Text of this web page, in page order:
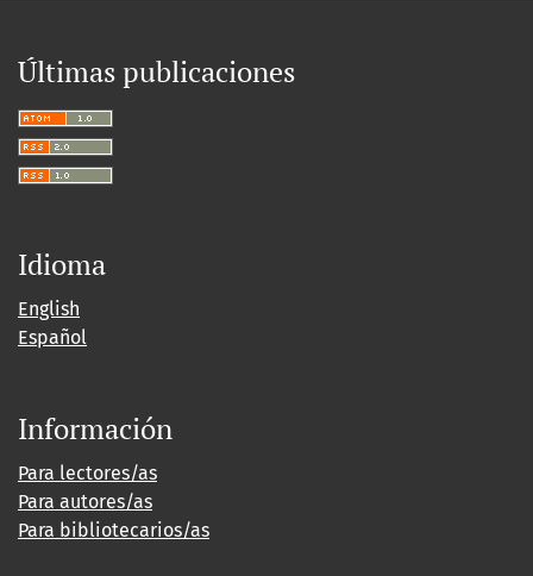
Últimas publicaciones
Idioma
English
Español
Información
Para lectores/as
Para autores/as
Para bibliotecarios/as